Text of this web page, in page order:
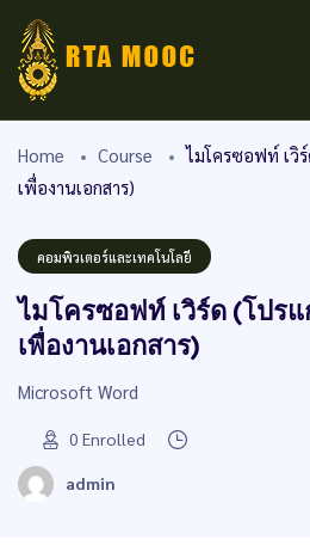
Home Course
ไมโครซอฟท์ เวิ
เพื่องานเอกสาร)
คอมพิวเตอร์และเทคโนโลยี
ไมโครซอฟท์ เวิร์ด (โปร
เพื่องานเอกสาร)
Microsoft Word
0 Enrolled
admin